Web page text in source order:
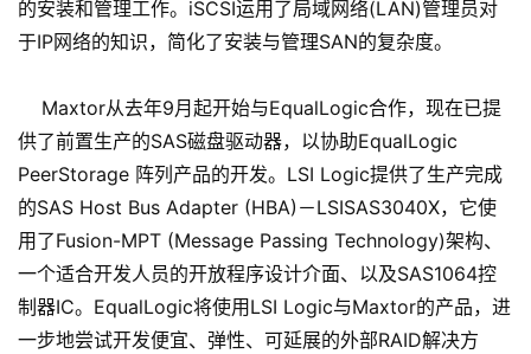
的安装和管理工作。iSCSI运用了局域网络(LAN)管理员对
于IP网络的知识，简化了安装与管理SAN的复杂度。
Maxtor从去年9月起开始与EqualLogic合作，现在已提
供了前置生产的SAS磁盘驱动器，以协助EqualLogic
PeerStorage 阵列产品的开发。LSI Logic提供了生产完成
的SAS Host Bus Adapter (HBA)－LSISAS3040X，它使
用了Fusion-MPT (Message Passing Technology)架构、
一个适合开发人员的开放程序设计介面、以及SAS1064控
制器IC。EqualLogic将使用LSI Logic与Maxtor的产品，进
一步地尝试开发便宜、弹性、可延展的外部RAID解决方